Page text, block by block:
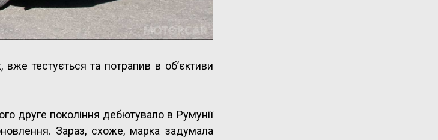
тестується та потрапив в об’єктиви
друге покоління дебютувало в Румунії
Зараз, схоже, марка задумала